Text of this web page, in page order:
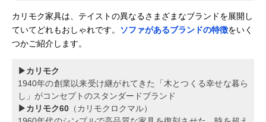
カリモク家具は、テイストの異なるさまざまなブランドを展開し
ていてどれもおしゃれです。 ソファがあるブランドの特徴をいく
つかご紹介します。
▶カリモク
1940年の創業以来受け継がれてきた「木とつくる幸せな暮ら
し」がコンセプトのスタンダードブランド
▶カリモク60 （カリモクロクマル）